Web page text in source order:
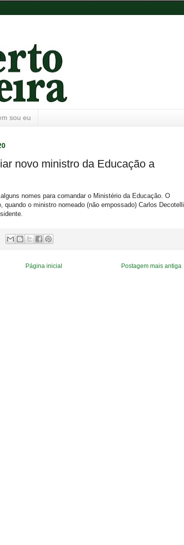
sou eu
novo ministro da Educação a
nomes para comandar o Ministério da Educação. O
quando o ministro nomeado (não empossado) Carlos Decotelli
Postagem mais antiga
Página inicial